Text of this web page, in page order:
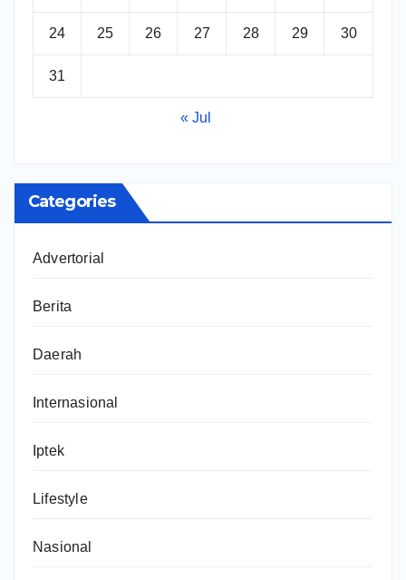
24 25 26 27 28 29 30
31
« Jul
Categories
Advertorial
Berita
Daerah
Internasional
Iptek
Lifestyle
Nasional